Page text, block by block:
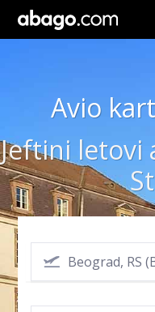
Avio
Jeftini letovi